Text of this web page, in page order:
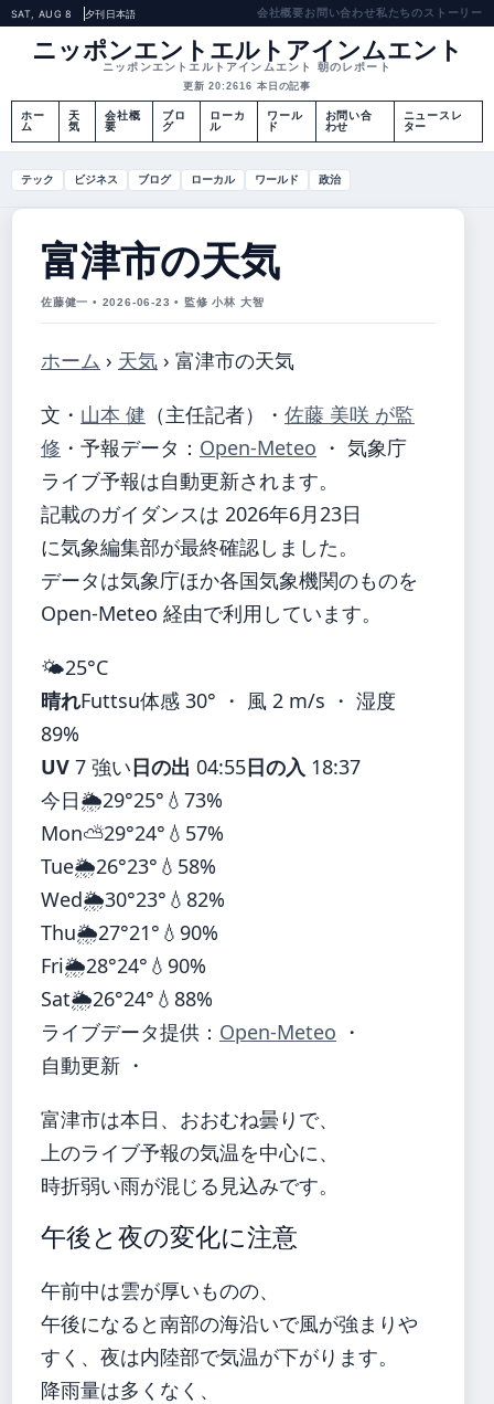
SAT, AUG 8 夕刊日本語 会社概要お問い合わせ私たちのストーリー
ニッポンエントエルトアインムエント
ニッポンエントエルトアインムエント 朝のレポート
更新 20:2616 本日の記事
ホー
ム
天
気
会社概
要
ブロ
グ
ローカ
ル
ワール
ド
お問い合
わせ
ニュースレ
ター
テック ビジネス ブログ ローカル ワールド 政治
富津市の天気
佐藤健一 • 2026-06-23 • 監修 小林 大智
ホーム › 天気 › 富津市の天気
文・ 山本 健 （主任記者） ・ 佐藤 美咲 が監
修 ・ 予報データ： Open-Meteo ・ 気象庁
ライブ予報は自動更新されます。
記載のガイダンスは 2026年6月23日
に気象編集部が最終確認しました。
データは気象庁ほか各国気象機関のものを
Open-Meteo 経由で利用しています。
🌤️25°C
晴れFuttsu体感 30° ・ 風 2 m/s ・ 湿度
89%
UV 7 強い日の出 04:55日の入 18:37
今日🌦️29°25° 💧73%
Mon⛅29°24° 💧57%
Tue🌦️26°23° 💧58%
Wed🌦️30°23° 💧82%
Thu🌦️27°21° 💧90%
Fri🌦️28°24° 💧90%
Sat🌦️26°24° 💧88%
ライブデータ提供： Open-Meteo ・
自動更新 ・
富津市は本日、おおむね曇りで、
上のライブ予報の気温を中心に、
時折弱い雨が混じる見込みです。
午後と夜の変化に注意
午前中は雲が厚いものの、
午後になると南部の海沿いで風が強まりや
すく、夜は内陸部で気温が下がります。
降雨量は多くなく、